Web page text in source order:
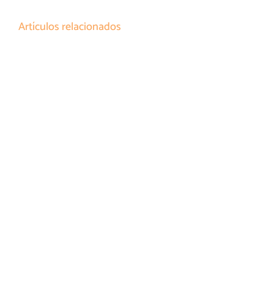
Artículos relacionados